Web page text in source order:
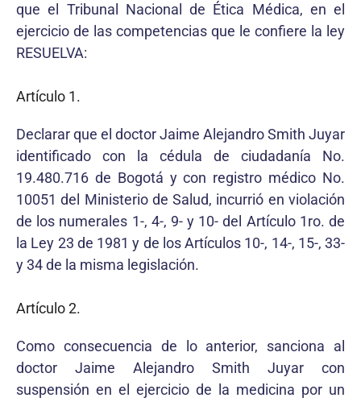
que el Tribunal Nacional de Ética Médica, en el
ejercicio de las competencias que le confiere la ley
RESUELVA:
Artículo 1.
Declarar que el doctor Jaime Alejandro Smith Juyar
identificado con la cédula de ciudadanía No.
19.480.716 de Bogotá y con registro médico No.
10051 del Ministerio de Salud, incurrió en violación
de los numerales 1-, 4-, 9- y 10- del Artículo 1ro. de
la Ley 23 de 1981 y de los Artículos 10-, 14-, 15-, 33-
y 34 de la misma legislación.
Artículo 2.
Como consecuencia de lo anterior, sanciona al
doctor Jaime Alejandro Smith Juyar con
suspensión en el ejercicio de la medicina por un